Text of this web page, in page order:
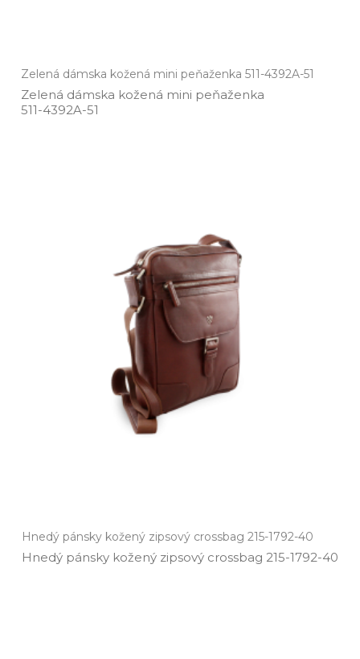
Zelená dámska kožená mini peňaženka 511-4392A-51
Zelená dámska kožená mini peňaženka
511­-4392A­-51
Hnedý pánsky kožený zipsový crossbag 215-1792-40
Hnedý pánsky kožený zipsový crossbag 215­-1792­-40